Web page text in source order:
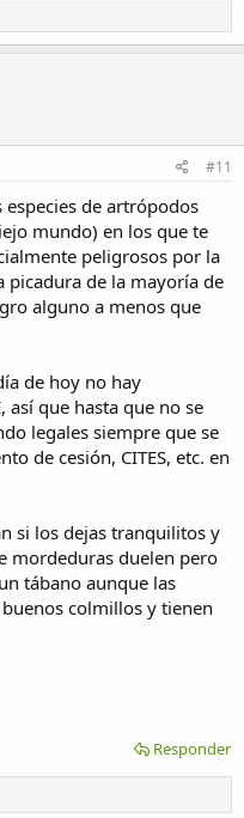
#11
especies de artrópodos
mundo) en los que te
peligrosos por la
picadura de la mayoría de
alguno a menos que
de hoy no hay
así que hasta que no se
legales siempre que se
de cesión, CITES, etc. en
si los dejas tranquilitos y
mordeduras duelen pero
tábano aunque las
colmillos y tienen
Responder